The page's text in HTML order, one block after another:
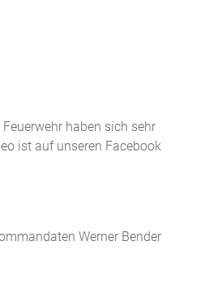
haben sich sehr
ist auf unseren Facebook
Werner Bender